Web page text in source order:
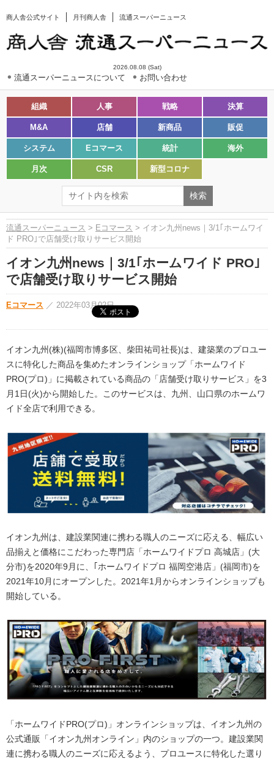
商人舎公式サイト 月刊商人舎 流通スーパーニュース
2026.08.08 (Sat)
流通スーパーニュースについて お問い合わせ
組織 人事 戦略 決算
M&A 店舗 新商品 販促
システム Eコマース 統計 海外
月次 CSR 新型コロナ
流通スーパーニュース > Eコマース > イオン九州news｜3/1｢ホームワイ
ド PRO｣で店舗受け取りサービス開始
イオン九州news｜3/1｢ホームワイド PRO｣
で店舗受け取りサービス開始
Eコマース ／ 2022年03月02日
イオン九州(株)(福岡市博多区、柴田祐司社長)は、建築業のプロユー
スに特化した商品を集めたオンラインショップ「ホームワイド
PRO(プロ)」に掲載されている商品の「店舗受け取りサービス」を3
月1日(火)から開始した。このサービスは、九州、山口県のホームワ
イド全店で利用できる。
イオン九州は、建設業関連に携わる職人のニーズに応える、幅広い
品揃えと価格にこだわった専門店「ホームワイドプロ 高城店」(大
分市)を2020年9月に、｢ホームワイドプロ 福岡空港店」(福岡市)を
2021年10月にオープンした。2021年1月からオンラインショップも
開始している。
「ホームワイドPRO(プロ)」オンラインショップは、イオン九州の
公式通販「イオン九州オンライン」内のショップの一つ。建設業関
連に携わる職人のニーズに応えるよう、プロユースに特化した選り